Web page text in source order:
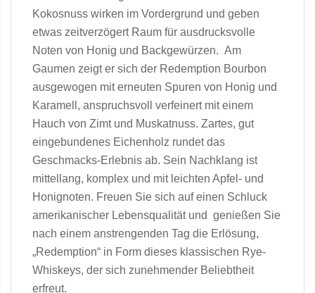
Kokosnuss wirken im Vordergrund und geben
etwas zeitverzögert Raum für ausdrucksvolle
Noten von Honig und Backgewürzen. Am
Gaumen zeigt er sich der Redemption Bourbon
ausgewogen mit erneuten Spuren von Honig und
Karamell, anspruchsvoll verfeinert mit einem
Hauch von Zimt und Muskatnuss. Zartes, gut
eingebundenes Eichenholz rundet das
Geschmacks-Erlebnis ab. Sein Nachklang ist
mittellang, komplex und mit leichten Apfel- und
Honignoten. Freuen Sie sich auf einen Schluck
amerikanischer Lebensqualität und genießen Sie
nach einem anstrengenden Tag die Erlösung,
„Redemption“ in Form dieses klassischen Rye-
Whiskeys, der sich zunehmender Beliebtheit
erfreut.